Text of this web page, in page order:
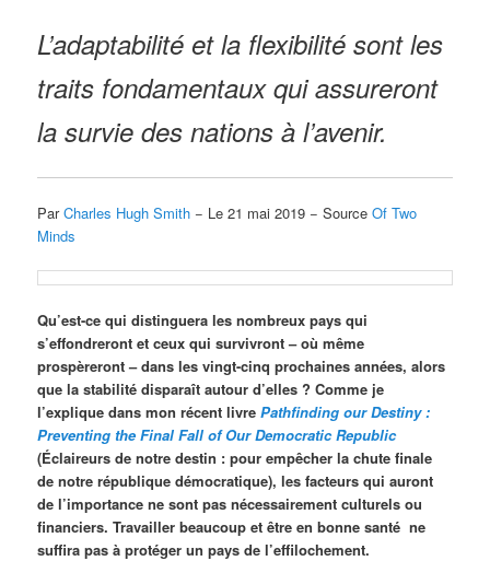
L’adaptabilité et la flexibilité sont les
traits fondamentaux qui assureront
la survie des nations à l’avenir.
ParCharles Hugh Smith − Le 21 mai 2019 − SourceOf Two
Minds
Qu’est-ce qui distinguera les nombreux pays qui
s’effondreront et ceux qui survivront – où même
prospèreront – dans les vingt-cinq prochaines années, alors
que la stabilité disparaît autour d’elles ? Comme je
l’explique dans mon récent livrePathfinding our Destiny :
Preventing the Final Fall of Our Democratic Republic
(Éclaireurs de notre destin : pour empêcher la chute finale
de notre république démocratique), les facteurs qui auront
de l’importance ne sont pas nécessairement culturels ou
financiers. Travailler beaucoup et être en bonne santé ne
suffira pas à protéger un pays de l’effilochement.